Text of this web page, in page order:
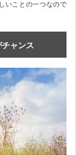
いことの一つなので
ャンス